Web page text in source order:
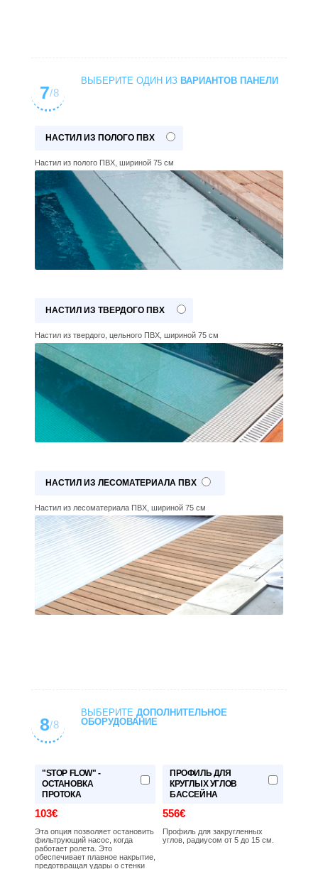
7/8
ВЫБЕРИТЕ ОДИН ИЗ ВАРИАНТОВ ПАНЕЛИ
НАСТИЛ ИЗ ПОЛОГО ПВХ
Настил из полого ПВХ, шириной 75 см
НАСТИЛ ИЗ ТВЕРДОГО ПВХ
Настил из твердого, цельного ПВХ, шириной 75 см
НАСТИЛ ИЗ ЛЕСОМАТЕРИАЛА ПВХ
Настил из лесоматериала ПВХ, шириной 75 см
8/8
ВЫБЕРИТЕ ДОПОЛНИТЕЛЬНОЕ
ОБОРУДОВАНИЕ
"STOP FLOW" -
ОСТАНОВКА
ПРОТОКА
103€
Эта опция позволяет остановить
фильтрующий насос, когда
работает ролета. Это
обеспечивает плавное накрытие,
предотвращая удары о стенки
ПРОФИЛЬ ДЛЯ
КРУГЛЫХ УГЛОВ
БАССЕЙНА
556€
Профиль для закругленных
углов, радиусом от 5 до 15 см.